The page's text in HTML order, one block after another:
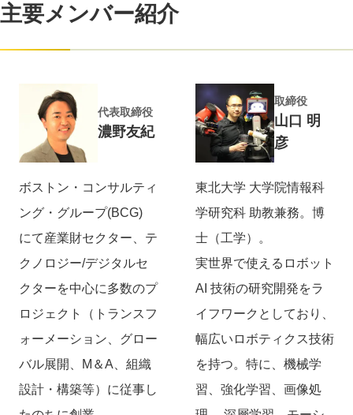
主要メンバー紹介
代表取締役
濃野友紀
ボストン・コンサルティ
ング・グループ(BCG)
にて産業財セクター、テ
クノロジー/デジタルセ
クターを中心に多数のプ
ロジェクト（トランスフ
ォーメーション、グロー
バル展開、M＆A、組織
設計・構築等）に従事し
取締役
山口 明
彦
東北大学 大学院情報科
学研究科 助教兼務。​博
士（工学）。
実世界で使えるロボット
AI 技術の研究開発をラ
イフワークとしており、
幅広いロボティクス技術
を持つ。特に、機械学
習、強化学習、画像処